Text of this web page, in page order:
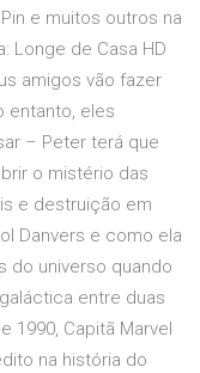
e muitos outros na
Longe de Casa HD
amigos vão fazer
entanto, eles
– Peter terá que
o mistério das
e destruição em
Danvers e como ela
do universo quando
entre duas
1990, Capitã Marvel
na história do